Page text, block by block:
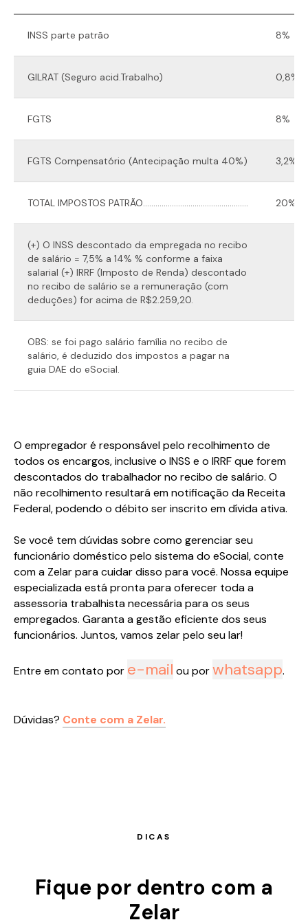
INSS parte patrão 8%
GILRAT (Seguro acid.Trabalho) 0,8%
FGTS 8%
FGTS Compensatório (Antecipação multa 40%) 3,2%
TOTAL IMPOSTOS PATRÃO................................................... 20%
(+) O INSS descontado da empregada no recibo
de salário = 7,5% a 14% % conforme a faixa
salarial (+) IRRF (Imposto de Renda) descontado
no recibo de salário se a remuneração (com
deduções) for acima de R$2.259,20.
OBS: se foi pago salário família no recibo de
salário, é deduzido dos impostos a pagar na
guia DAE do eSocial.
O empregador é responsável pelo recolhimento de
todos os encargos, inclusive o INSS e o IRRF que forem
descontados do trabalhador no recibo de salário. O
não recolhimento resultará em notificação da Receita
Federal, podendo o débito ser inscrito em dívida ativa.
Se você tem dúvidas sobre como gerenciar seu
funcionário doméstico pelo sistema do eSocial, conte
com a Zelar para cuidar disso para você. Nossa equipe
especializada está pronta para oferecer toda a
assessoria trabalhista necessária para os seus
empregados. Garanta a gestão eficiente dos seus
funcionários. Juntos, vamos zelar pelo seu lar!
Entre em contato por e-mail ou porwhatsapp.
Dúvidas? Conte com a Zelar.
DICAS
Fique por dentro com a
Zelar